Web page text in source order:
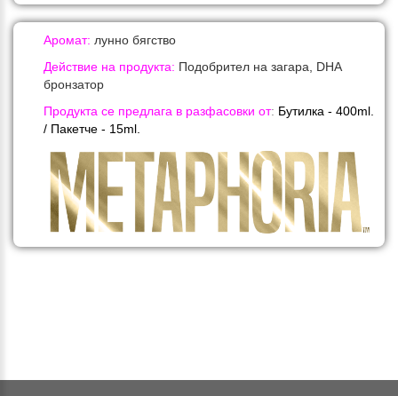
Аромат: лунно бягство
Действие на продукта: Подобрител на загара, DHA
бронзатор
Продукта се предлага в разфасовки от: Бутилка - 400ml.
/ Пакетче - 15ml.